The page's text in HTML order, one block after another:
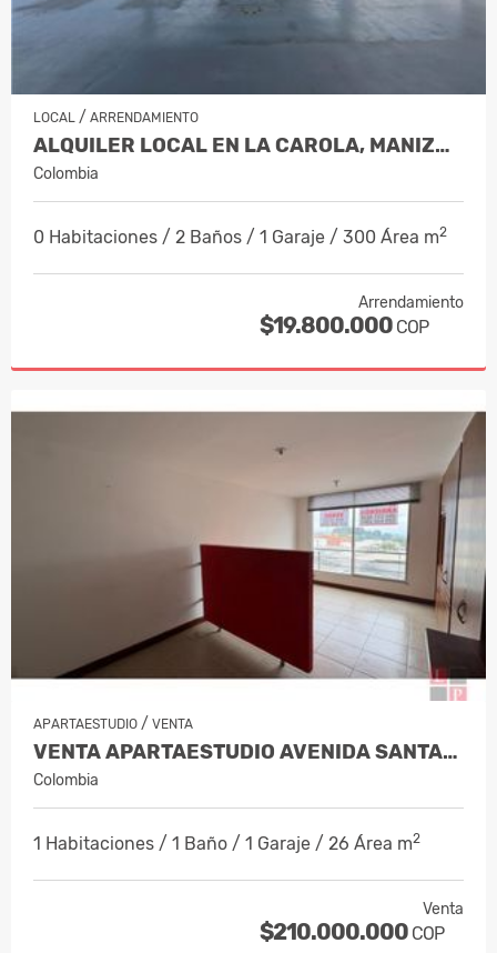
LOCAL / ARRENDAMIENTO
ALQUILER LOCAL EN LA CAROLA, MANIZALES…
Colombia
0 Habitaciones / 2 Baños / 1 Garaje / 300 Área m2
Arrendamiento
$19.800.000 COP
APARTAESTUDIO / VENTA
VENTA APARTAESTUDIO AVENIDA SANTANDE…
Colombia
1 Habitaciones / 1 Baño / 1 Garaje / 26 Área m2
Venta
$210.000.000 COP